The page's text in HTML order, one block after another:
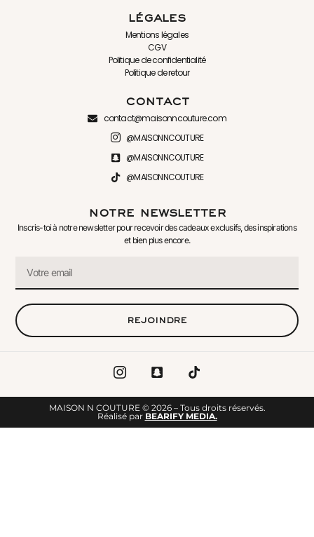
légales
Mentions légales
CGV
Politique de confidentialité
Politique de retour
contact
contact@maisonncouture.com
@MAISONNCOUTURE
@MAISONNCOUTURE
@MAISONNCOUTURE
notre newsletter
Inscris-toi à notre newsletter pour recevoir des cadeaux exclusifs, des inspirations
et bien plus encore.
rejoindre
MAISON N COUTURE © 2026 – Tous droits réservés.
Réalisé par BEARIFY MEDIA.